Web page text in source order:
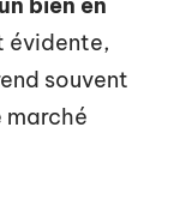
évidente,
souvent
marché